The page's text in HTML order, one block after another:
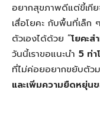
อยากสุขภาพดีแต่ขี้เกีย
เสื่อโยคะ กับพื้นที่เล็
ตัวเองได้ด้วย “โยคะส
วันนี้เราขอแนะนำ 5 ท่า
ที่ไม่ค่อยอยากขยับตัว
และเพิ่มความยืดหยุ่น